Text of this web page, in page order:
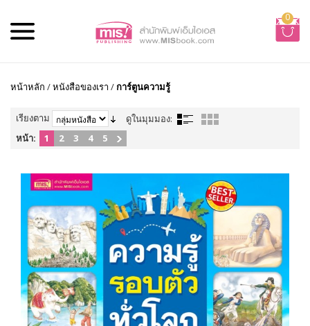
0
หน้าหลัก /หนังสือของเรา /การ์ตูนความรู้
เรียงตาม
ดูในมุมมอง:
หน้า:
1 2 3 4 5